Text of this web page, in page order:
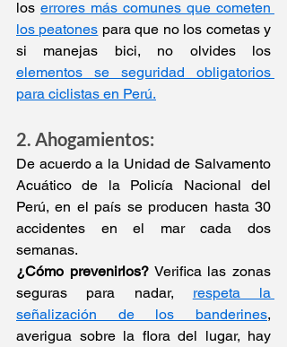
los errores más comunes que cometen
los peatones para que no los cometas y
elementos se seguridad obligatorios
para ciclistas en Perú.
2. Ahogamientos:
De acuerdo a la Unidad de Salvamento
Acuático de la Policía Nacional del
Perú, en el país se producen hasta 30
accidentes en el mar cada dos
semanas.
¿Cómo prevenirlos? Verifica las zonas
seguras para nadar, respeta la
señalización de los banderines,
averigua sobre la flora del lugar, hay